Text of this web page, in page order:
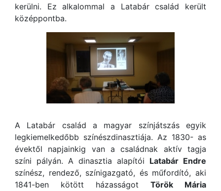
kerülni. Ez alkalommal a Latabár család került
középpontba.
A Latabár család a magyar színjátszás egyik
legkiemelkedőbb színészdinasztiája. Az 1830- as
évektől napjainkig van a családnak aktív tagja
színi pályán. A dinasztia alapítói Latabár Endre
színész, rendező, színigazgató, és műfordító, aki
1841-ben kötött házasságot Török Mária